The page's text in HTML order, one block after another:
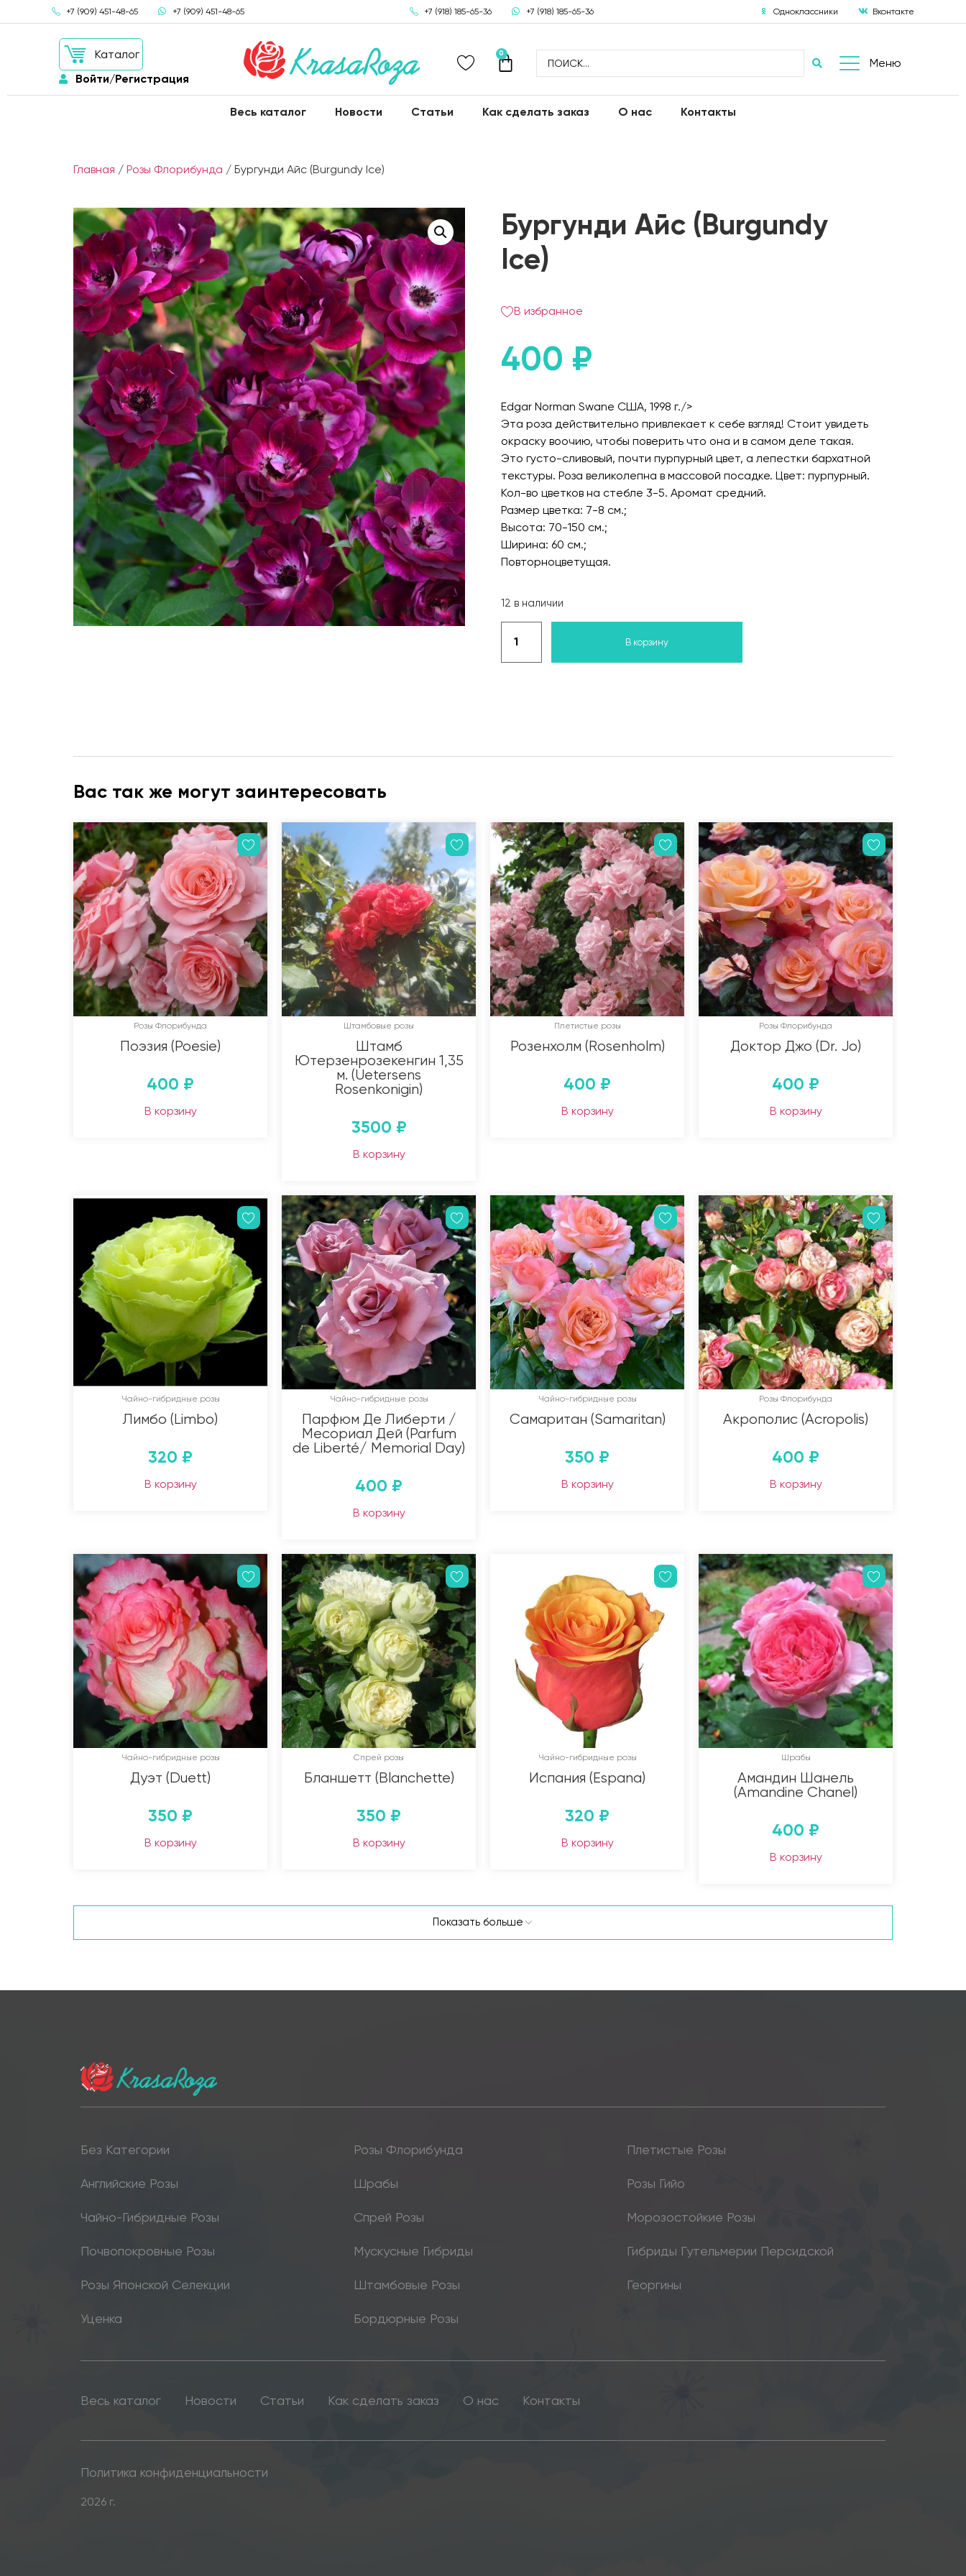
+7 (909) 451-48-65 +7 (909) 451-48-65 +7 (918) 185-65-36 +7 (918) 185-65-36 Одноклассники Вконтакте
Каталог
Войти/Регистрация
0
Меню
Весь каталог Новости Статьи Как сделать заказ О нас Контакты
Главная / Розы Флорибунда / Бургунди Айс (Burgundy Ice)
Бургунди Айс (Burgundy
Ice)
В избранное
400 ₽
Edgar Norman Swane США, 1998 г./>
Эта роза действительно привлекает к себе взгляд! Стоит увидеть
окраску воочию, чтобы поверить что она и в самом деле такая.
Это густо-сливовый, почти пурпурный цвет, а лепестки бархатной
текстуры. Роза великолепна в массовой посадке. Цвет: пурпурный.
Кол-во цветков на стебле 3-5. Аромат средний.
Размер цветка: 7-8 см.;
Высота: 70-150 см.;
Ширина: 60 см.;
Повторноцветущая.
12 в наличии
В корзину
Вас так же могут заинтересовать
Розы Флорибунда
Поэзия (Poesie)
400 ₽
В корзину
Штамбовые розы
Штамб
Ютерзенрозекенгин 1,35
м. (Uetersens
Rosenkonigin)
3500 ₽
В корзину
Плетистые розы
Розенхолм (Rosenholm)
400 ₽
В корзину
Розы Флорибунда
Доктор Джо (Dr. Jo)
400 ₽
В корзину
Чайно-гибридные розы
Лимбо (Limbo)
320 ₽
В корзину
Чайно-гибридные розы
Парфюм Де Либерти /
Месориал Дей (Parfum
de Liberté/ Memorial Day)
400 ₽
В корзину
Чайно-гибридные розы
Самаритан (Samaritan)
350 ₽
В корзину
Розы Флорибунда
Акрополис (Acropolis)
400 ₽
В корзину
Чайно-гибридные розы
Дуэт (Duett)
350 ₽
В корзину
Спрей розы
Бланшетт (Blanchette)
350 ₽
В корзину
Чайно-гибридные розы
Испания (Espana)
320 ₽
В корзину
Шрабы
Амандин Шанель
(Amandine Chanel)
400 ₽
В корзину
Показать больше
Без Категории Розы Флорибунда Плетистые Розы
Английские Розы Шрабы Розы Гийо
Чайно-Гибридные Розы Спрей Розы Морозостойкие Розы
Почвопокровные Розы Мускусные Гибриды Гибриды Гутельмерии Персидской
Розы Японской Селекции Штамбовые Розы Георгины
Уценка Бордюрные Розы
Весь каталог Новости Статьи Как сделать заказ О нас Контакты
Политика конфиденциальности
2026 г.